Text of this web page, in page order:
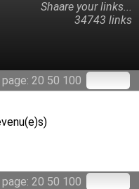
Shaare your links...
34743 links
20 50 100
20 50 100